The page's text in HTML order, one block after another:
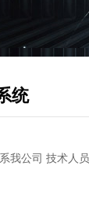
统
我公司 技术人